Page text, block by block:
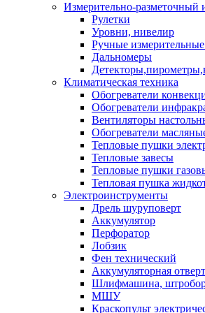
Измерительно-разметочный
Рулетки
Уровни, нивелир
Ручные
Дальномеры
Климатическая техника
Обогреватели
Обогреватели
Вентиляторы
Обогреватели
Тепловые пушки
Тепловые завесы
Тепловые пушки
Тепловая пушка
Электроинструменты
Дрель шуруповерт
Аккумулятор
Перфоратор
Лобзик
Фен технический
Аккумуляторная
Шлифмашина,
МШУ
Краскопульт